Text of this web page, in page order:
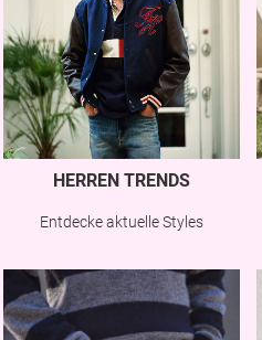
HERREN TRENDS
Entdecke aktuelle Styles